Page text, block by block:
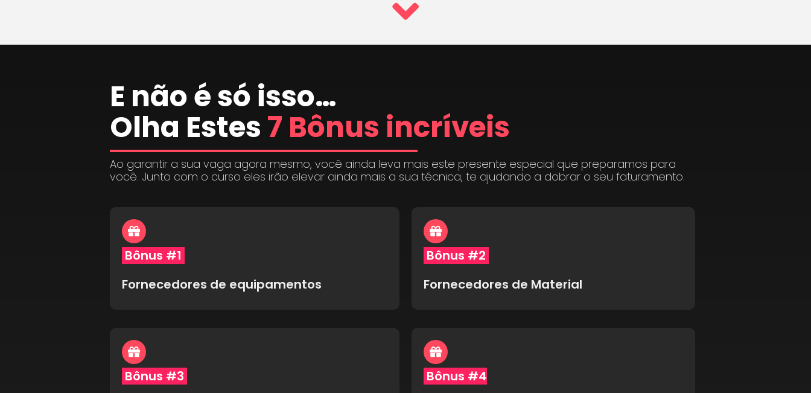
E não é só isso…
Olha Estes 7 Bônus incríveis
Ao garantir a sua vaga agora mesmo, você ainda leva mais este presente especial que preparamos para
você. Junto com o curso eles irão elevar ainda mais a sua técnica, te ajudando a dobrar o seu faturamento.
Bônus #1
Fornecedores de equipamentos
Bônus #2
Fornecedores de Material
Bônus #3 Bônus #4